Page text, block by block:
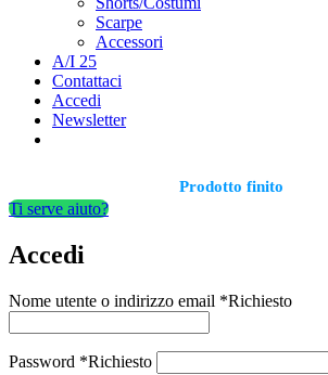
Scarpe
Accessori
A/I 25
Contattaci
Accedi
Newsletter
Prodotto finito
Ti serve aiuto?
Accedi
Nome utente o indirizzo email *Richiesto
Password *Richiesto